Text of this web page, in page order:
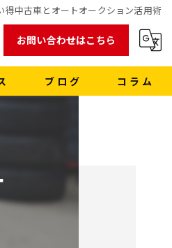
中古車とオートオークション活用術
お問い合わせはこちら
ブログ コラム